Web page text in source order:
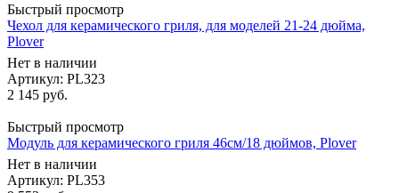
Быстрый просмотр
Чехол для керамического гриля, для моделей 21-24 дюйма,
Plover
Нет в наличии
Артикул: PL323
2 145 руб.
Быстрый просмотр
Модуль для керамического гриля 46см/18 дюймов, Plover
Нет в наличии
Артикул: PL353